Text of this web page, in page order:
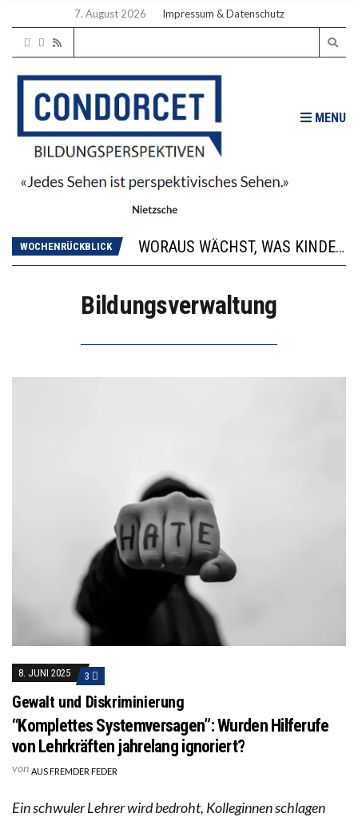
7. August 2026 Impressum & Datenschutz
MENU
WOCHENRÜCKBLICK
WORAUS WÄCHST, WAS KINDER TRÄGT
“WIR BEOBACHTEN EINEN REGELRECHTEN STURZFLUG BEI DEN LERNLEISTUNGEN”
Bildungsverwaltung
8. JUNI 2025 3
Gewalt und Diskriminierung
“Komplettes Systemversagen”: Wurden Hilferufe
von Lehrkräften jahrelang ignoriert?
von AUS FREMDER FEDER
Ein schwuler Lehrer wird bedroht, Kolleginnen schlagen